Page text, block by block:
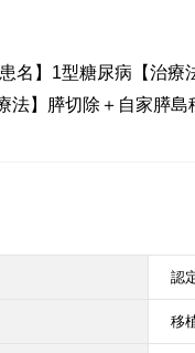
名】1型糖尿病【治療
法】膵切除＋自家膵島
認
移